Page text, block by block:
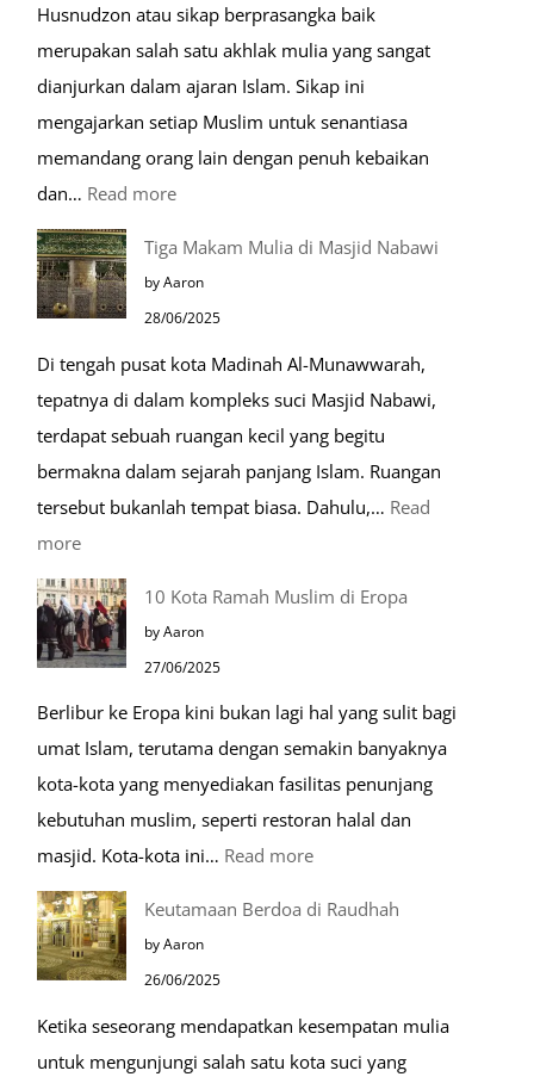
Husnudzon atau sikap berprasangka baik
merupakan salah satu akhlak mulia yang sangat
dianjurkan dalam ajaran Islam. Sikap ini
mengajarkan setiap Muslim untuk senantiasa
memandang orang lain dengan penuh kebaikan
dan… Read more:
Sehari-
hari
Tiga Makam Mulia di Masjid Nabawi
by Aaron
28/06/2025
Di tengah pusat kota Madinah Al-Munawwarah,
tepatnya di dalam kompleks suci Masjid Nabawi,
terdapat sebuah ruangan kecil yang begitu
bermakna dalam sejarah panjang Islam. Ruangan
tersebut bukanlah tempat biasa. Dahulu,… Read
more:
Tiga
Makam
Mulia
Masjid
Nabawi
10 Kota Ramah Muslim di Eropa
by Aaron
27/06/2025
Berlibur ke Eropa kini bukan lagi hal yang sulit bagi
umat Islam, terutama dengan semakin banyaknya
kota-kota yang menyediakan fasilitas penunjang
kebutuhan muslim, seperti restoran halal dan
masjid. Kota-kota ini… Read more:
di
Eropa
Keutamaan Berdoa di Raudhah
by Aaron
26/06/2025
Ketika seseorang mendapatkan kesempatan mulia
untuk mengunjungi salah satu kota suci yang